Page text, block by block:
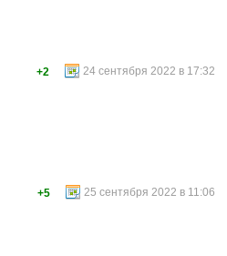
24 сентября 2022 в 17:32
+2
25 сентября 2022 в 11:06
+5